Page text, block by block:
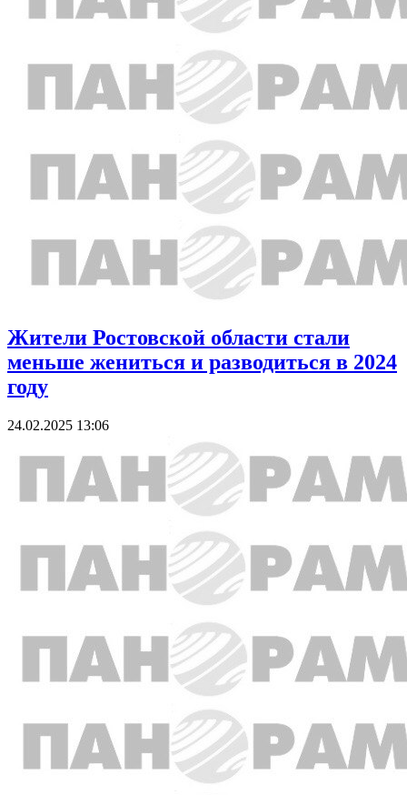
Жители Ростовской области стали
меньше жениться и разводиться в 2024
году
24.02.2025 13:06